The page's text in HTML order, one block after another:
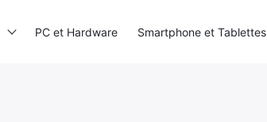
PC et Hardware Smartphone et Tablettes